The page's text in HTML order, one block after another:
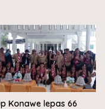
Konawe lepas 66